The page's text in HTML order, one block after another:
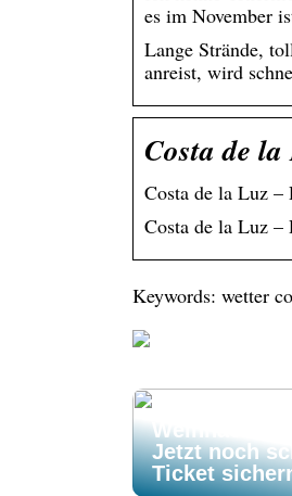
es im November
Lange Strände,
anreist, wird
Costa de la
Costa de la Luz –
Costa de la Luz –
Keywords: wetter
Jetzt noch
Ticket